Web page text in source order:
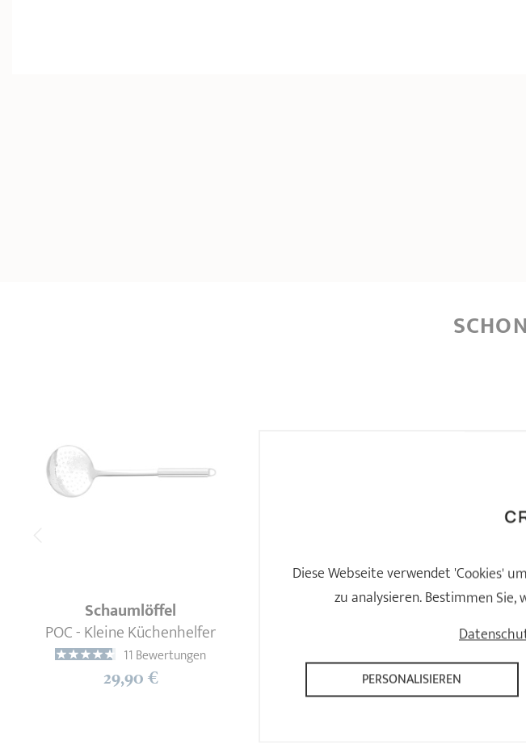
Schaumlöffel
POC - Kleine Küchenhelfer
11 Bewertungen
29,90 €
Fleischgabel
POC - Kleine Küchenhelfer
29,90 €
Diese Webseite verwendet 'Cookies'
zu analysieren. Bestimmen
PERSONALISIEREN